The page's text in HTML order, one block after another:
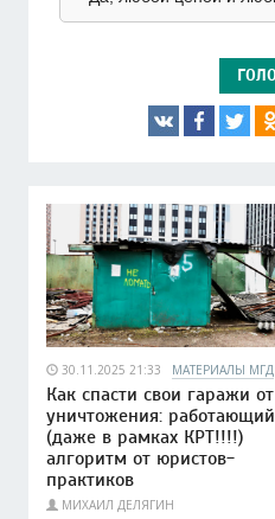
30.11.2025 21:33 МАТЕРИАЛЫ МГД
Как спасти свои гаражи от
уничтожения: работающий
(даже в рамках КРТ!!!!)
алгоритм от юристов-
практиков
МИХАИЛ ДЕЛЯГИН